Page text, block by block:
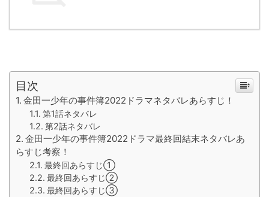
目次
金田一少年の事件簿2022ドラマネタバレあらすじ！
第1話ネタバレ
第2話ネタバレ
金田一少年の事件簿2022ドラマ最終回結末ネタバレあ
らすじ考察！
最終回あらすじ①
最終回あらすじ②
最終回あらすじ③